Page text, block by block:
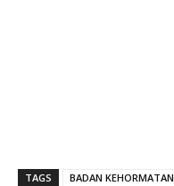
TAGS BADAN KEHORMATAN